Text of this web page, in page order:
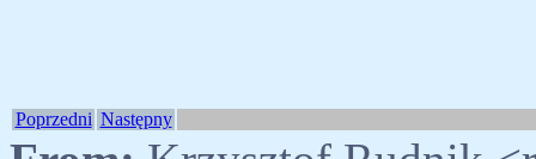
Poprzedni Następny